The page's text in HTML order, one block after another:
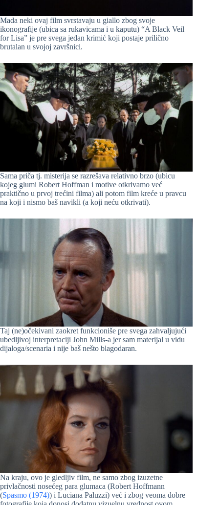
Mada neki ovaj film svrstavaju u giallo zbog svoje
ikonografije (ubica sa rukavicama i u kaputu) “A Black Veil
for Lisa” je pre svega jedan krimić koji postaje prilično
brutalan u svojoj završnici.
Sama priča tj. misterija se razrešava relativno brzo (ubicu
kojeg glumi Robert Hoffman i motive otkrivamo već
praktično u prvoj trećini filma) ali potom film kreće u pravcu
na koji i nismo baš navikli (a koji neću otkrivati).
Taj (ne)očekivani zaokret funkcioniše pre svega zahvaljujući
ubedljivoj interpretaciji John Mills-a jer sam materijal u vidu
dijaloga/scenaria i nije baš nešto blagodaran.
Na kraju, ovo je gledljiv film, ne samo zbog izuzetne
privlačnosti nosećeg para glumaca (Robert Hoffmann
(Spasmo (1974)) i Luciana Paluzzi) već i zbog veoma dobre